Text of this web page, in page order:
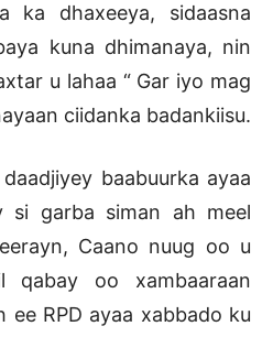
ka dhaxeeya, sidaasna
kuna dhimanaya, nin
u lahaa “ Gar iyo mag
ciidanka badankiisu.
baabuurka ayaa
si garba siman ah meel
Caano nuug oo u
qabay oo xambaaraan
ee RPD ayaa xabbado ku